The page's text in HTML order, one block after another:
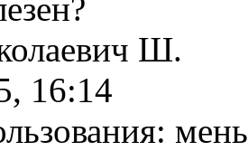
Ш.
16:14